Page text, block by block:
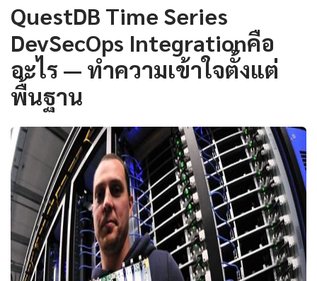
QuestDB Time Series
DevSecOps Integrationคือ
อะไร — ทำความเข้าใจตั้งแต่
พื้นฐาน